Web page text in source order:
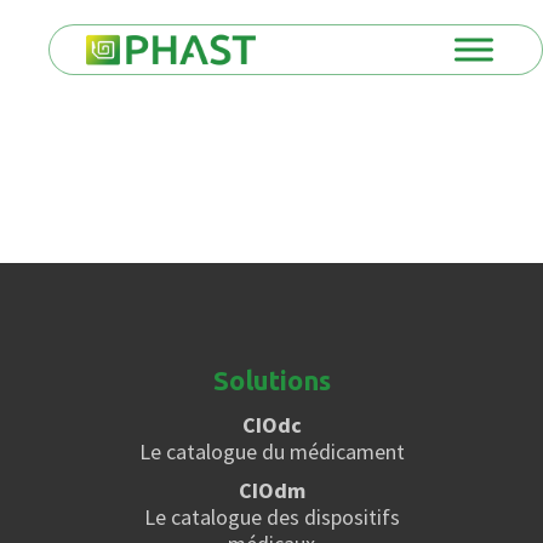
Solutions
CIOdc
Le catalogue du médicament
CIOdm
Le catalogue des dispositifs